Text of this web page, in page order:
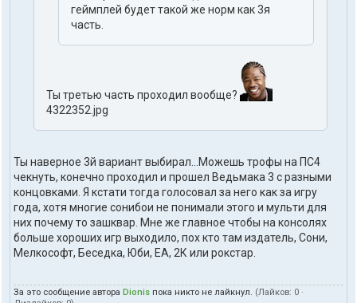
геймплей будет такой же норм как 3я
часть.
Ты третью часть проходил вообще?
4322352.jpg
Ты наверное 3й вариант выбирал...Можешь трофы на ПС4
чекнуть, конечно проходил и прошел Ведьмака 3 с разными
концовками. Я кстати тогда голосовал за него как за игру
года, хотя многие сонибои не понимали этого и мульти для
них почему то зашквар. Мне же главное чтобы на консолях
больше хороших игр выходило, пох кто там издатель, Сони,
Мелкософт, Беседка, Юби, ЕА, 2К или рокстар.
За это сообщение автора Dionis пока никто не лайкнул. (Лайков: 0 ·